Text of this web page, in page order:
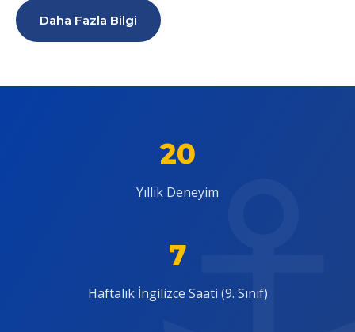
Daha Fazla Bilgi
20
Yıllık Deneyim
7
Haftalık İngilizce Saati (9. Sınıf)